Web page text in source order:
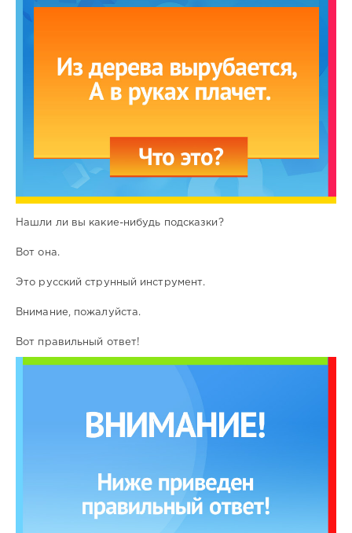
Нашли ли вы какие-нибудь подсказки?
Вот она.
Это русский струнный инструмент.
Внимание, пожалуйста.
Вот правильный ответ!